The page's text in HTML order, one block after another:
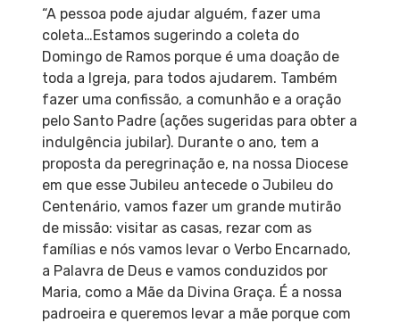
“A pessoa pode ajudar alguém, fazer uma
coleta…Estamos sugerindo a coleta do
Domingo de Ramos porque é uma doação de
toda a Igreja, para todos ajudarem. Também
fazer uma confissão, a comunhão e a oração
pelo Santo Padre (ações sugeridas para obter a
indulgência jubilar). Durante o ano, tem a
proposta da peregrinação e, na nossa Diocese
em que esse Jubileu antecede o Jubileu do
Centenário, vamos fazer um grande mutirão
de missão: visitar as casas, rezar com as
famílias e nós vamos levar o Verbo Encarnado,
a Palavra de Deus e vamos conduzidos por
Maria, como a Mãe da Divina Graça. É a nossa
padroeira e queremos levar a mãe porque com